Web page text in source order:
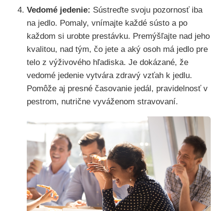
Vedomé jedenie: Sústreďte svoju pozornosť iba
na jedlo. Pomaly, vnímajte každé sústo a po
každom si urobte prestávku. Premýšľajte nad jeho
kvalitou, nad tým, čo jete a aký osoh má jedlo pre
telo z výživového hľadiska. Je dokázané, že
vedomé jedenie vytvára zdravý vzťah k jedlu.
Pomôže aj presné časovanie jedál, pravidelnosť v
pestrom, nutrične vyváženom stravovaní.